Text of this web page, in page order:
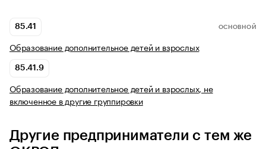
85.41 ОСНОВНОЙ
Образование дополнительное детей и взрослых
85.41.9
Образование дополнительное детей и взрослых, не
включенное в другие группировки
Другие предприниматели с тем же